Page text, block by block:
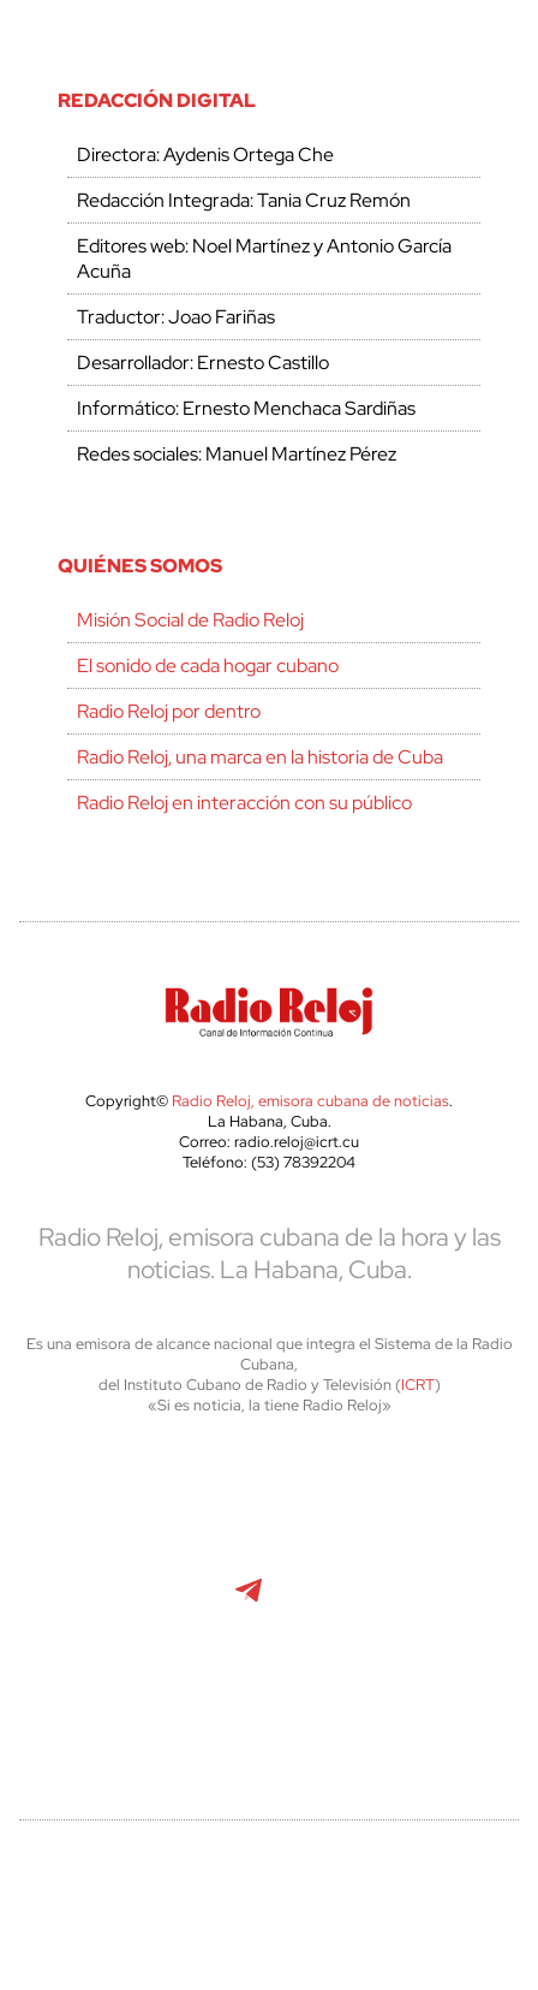
REDACCIÓN DIGITAL
Directora: Aydenis Ortega Che
Redacción Integrada: Tania Cruz Remón
Editores web: Noel Martínez y Antonio García
Acuña
Traductor: Joao Fariñas
Desarrollador: Ernesto Castillo
Informático: Ernesto Menchaca Sardiñas
Redes sociales: Manuel Martínez Pérez
QUIÉNES SOMOS
Misión Social de Radio Reloj
El sonido de cada hogar cubano
Radio Reloj por dentro
Radio Reloj, una marca en la historia de Cuba
Radio Reloj en interacción con su público
Copyright© Radio Reloj, emisora cubana de noticias.
La Habana, Cuba.
Correo: radio.reloj@icrt.cu
Teléfono: (53) 78392204
Radio Reloj, emisora cubana de la hora y las
noticias. La Habana, Cuba.
Es una emisora de alcance nacional que integra el Sistema de la Radio
Cubana,
del Instituto Cubano de Radio y Televisión (ICRT)
«Si es noticia, la tiene Radio Reloj»